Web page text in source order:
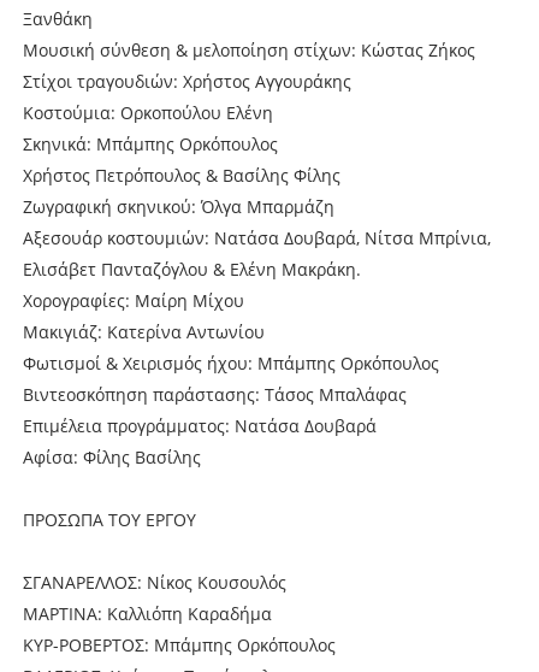
Ξανθάκη
Μουσική σύνθεση & μελοποίηση στίχων: Κώστας Ζήκος
Στίχοι τραγουδιών: Χρήστος Αγγουράκης
Κοστούμια: Ορκοπούλου Ελένη
Σκηνικά: Μπάμπης Ορκόπουλος
Χρήστος Πετρόπουλος & Βασίλης Φίλης
Ζωγραφική σκηνικού: Όλγα Μπαρμάζη
Αξεσουάρ κοστουμιών: Νατάσα Δουβαρά, Νίτσα Μπρίνια,
Ελισάβετ Πανταζόγλου & Ελένη Μακράκη.
Χορογραφίες: Μαίρη Μίχου
Μακιγιάζ: Κατερίνα Αντωνίου
Φωτισμοί & Χειρισμός ήχου: Μπάμπης Ορκόπουλος
Βιντεοσκόπηση παράστασης: Τάσος Μπαλάφας
Επιμέλεια προγράμματος: Νατάσα Δουβαρά
Αφίσα: Φίλης Βασίλης
ΠΡΟΣΩΠΑ ΤΟΥ ΕΡΓΟΥ
ΣΓΑΝΑΡΕΛΛΟΣ: Νίκος Κουσουλός
ΜΑΡΤΙΝΑ: Καλλιόπη Καραδήμα
ΚΥΡ-ΡΟΒΕΡΤΟΣ: Μπάμπης Ορκόπουλος